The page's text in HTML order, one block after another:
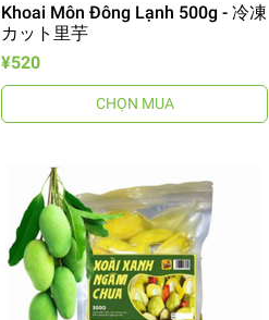
Khoai Môn Đông Lạnh 500g - 冷凍
カット里芋
¥520
CHỌN MUA